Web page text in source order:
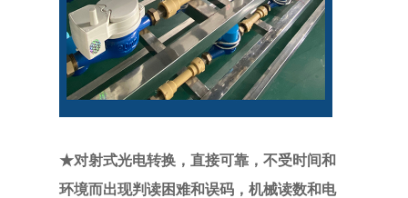
★对射式光电转换，直接可靠，不受时间和
环境而出现判读困难和误码，机械读数和电